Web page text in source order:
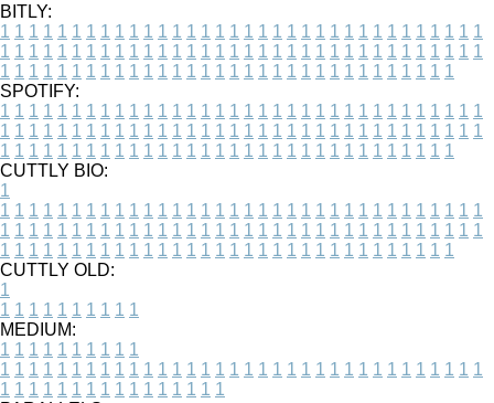
BITLY:
1 1 1 1 1 1 1 1 1 1 1 1 1 1 1 1 1 1 1 1 1 1 1 1 1 1 1 1 1 1 1 1 1 1
1 1 1 1 1 1 1 1 1 1 1 1 1 1 1 1 1 1 1 1 1 1 1 1 1 1 1 1 1 1 1 1 1 1
1 1 1 1 1 1 1 1 1 1 1 1 1 1 1 1 1 1 1 1 1 1 1 1 1 1 1 1 1 1 1 1
SPOTIFY:
1 1 1 1 1 1 1 1 1 1 1 1 1 1 1 1 1 1 1 1 1 1 1 1 1 1 1 1 1 1 1 1 1 1
1 1 1 1 1 1 1 1 1 1 1 1 1 1 1 1 1 1 1 1 1 1 1 1 1 1 1 1 1 1 1 1 1 1
1 1 1 1 1 1 1 1 1 1 1 1 1 1 1 1 1 1 1 1 1 1 1 1 1 1 1 1 1 1 1 1
CUTTLY BIO:
1
1 1 1 1 1 1 1 1 1 1 1 1 1 1 1 1 1 1 1 1 1 1 1 1 1 1 1 1 1 1 1 1 1 1
1 1 1 1 1 1 1 1 1 1 1 1 1 1 1 1 1 1 1 1 1 1 1 1 1 1 1 1 1 1 1 1 1 1
1 1 1 1 1 1 1 1 1 1 1 1 1 1 1 1 1 1 1 1 1 1 1 1 1 1 1 1 1 1 1 1
CUTTLY OLD:
1
1 1 1 1 1 1 1 1 1 1
MEDIUM:
1 1 1 1 1 1 1 1 1 1
1 1 1 1 1 1 1 1 1 1 1 1 1 1 1 1 1 1 1 1 1 1 1 1 1 1 1 1 1 1 1 1 1 1
1 1 1 1 1 1 1 1 1 1 1 1 1 1 1 1